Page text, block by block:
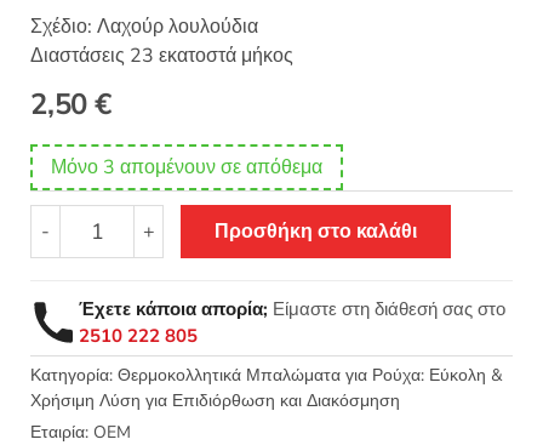
Σχέδιο: Λαχούρ λουλούδια
Διαστάσεις 23 εκατοστά μήκος
2,50€
Μόνο 3 απομένουν σε απόθεμα
-
Θερμοκολλητικό
σιδερότυπο
λαχούρ
λουλούδια
23εκ
130618
ποσότητα
+ Προσθήκη στο καλάθι
Έχετε κάποια απορία; Είμαστε στη διάθεσή σας στο
2510 222 805
Κατηγορία: Θερμοκολλητικά Μπαλώματα για Ρούχα: Εύκολη &
Χρήσιμη Λύση για Επιδιόρθωση και Διακόσμηση
Εταιρία: OEM